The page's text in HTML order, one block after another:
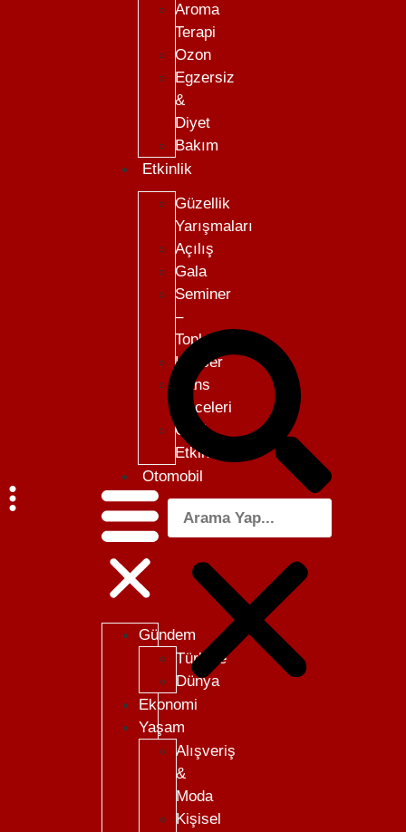
Aroma
Terapi
Ozon
Egzersiz
&
Diyet
Bakım
Etkinlik
Güzellik
Yarışmaları
Açılış
Gala
Seminer
–
Toplantı
Konser
Dans
Geceleri
Özel
Etkinlikler
Otomobil
Gündem
Türkiye
Dünya
Ekonomi
Yaşam
Alışveriş
&
Moda
Kişisel